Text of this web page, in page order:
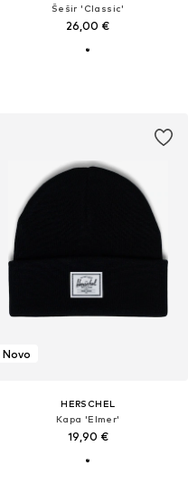
Šešir 'Classic'
26,00 €
Novo
HERSCHEL
Kapa 'Elmer'
19,90 €